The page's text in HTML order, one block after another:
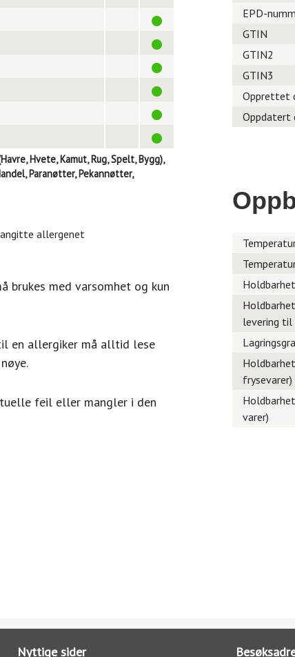
Hvete, Kamut, Rug, Spelt, Bygg),
Paranøtter, Pekannøtter,
allergenet
brukes med varsomhet og kun
en allergiker må alltid lese
feil eller mangler i den
EPD-
GTIN
GTIN2
GTIN3
Opprettet
Oppdatert
levering
frysevarer)
varer)
Nyttige sider